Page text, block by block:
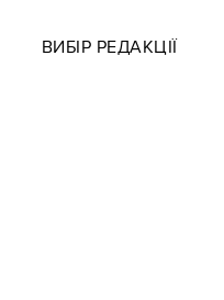
ВИБІР РЕДАКЦІЇ